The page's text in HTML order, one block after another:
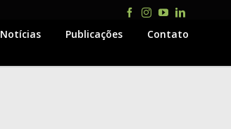
Facebook
Instagram
YouTubeLinkedIn
Notícias Publicações Contato